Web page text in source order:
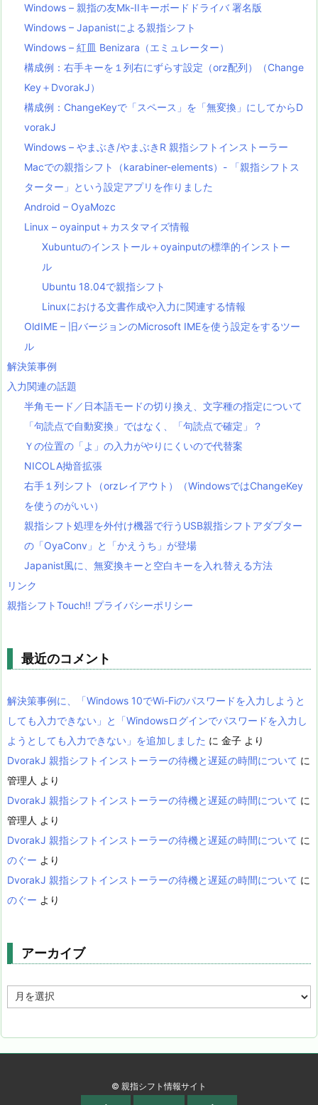
Windows – 親指の友Mk-IIキーボードドライバ 署名版
Windows – Japanistによる親指シフト
Windows – 紅皿 Benizara（エミュレーター）
構成例：右手キーを１列右にずらす設定（orz配列）（Change
Key＋DvorakJ）
構成例：ChangeKeyで「スペース」を「無変換」にしてからD
vorakJ
Windows – やまぶき/やまぶきR 親指シフトインストーラー
Macでの親指シフト（karabiner-elements）- 「親指シフトス
ターター」という設定アプリを作りました
Android – OyaMozc
Linux – oyainput＋カスタマイズ情報
Xubuntuのインストール＋oyainputの標準的インストー
ル
Ubuntu 18.04で親指シフト
Linuxにおける文書作成や入力に関連する情報
OldIME – 旧バージョンのMicrosoft IMEを使う設定をするツー
ル
解決策事例
入力関連の話題
半角モード／日本語モードの切り換え、文字種の指定について
「句読点で自動変換」ではなく、「句読点で確定」？
Ｙの位置の「よ」の入力がやりにくいので代替案
NICOLA拗音拡張
右手１列シフト（orzレイアウト）（WindowsではChangeKey
を使うのがいい）
親指シフト処理を外付け機器で行うUSB親指シフトアダプター
の「OyaConv」と「かえうち」が登場
Japanist風に、無変換キーと空白キーを入れ替える方法
リンク
親指シフトTouch!! プライバシーポリシー
最近のコメント
解決策事例に、「Windows 10でWi-Fiのパスワードを入力しようと
しても入力できない」と「Windowsログインでパスワードを入力し
ようとしても入力できない」を追加しました に 金子 より
DvorakJ 親指シフトインストーラーの待機と遅延の時間について に
管理人 より
DvorakJ 親指シフトインストーラーの待機と遅延の時間について に
管理人 より
DvorakJ 親指シフトインストーラーの待機と遅延の時間について に
のぐー より
DvorakJ 親指シフトインストーラーの待機と遅延の時間について に
のぐー より
アーカイブ
ー
© 親指シフト情報サイト